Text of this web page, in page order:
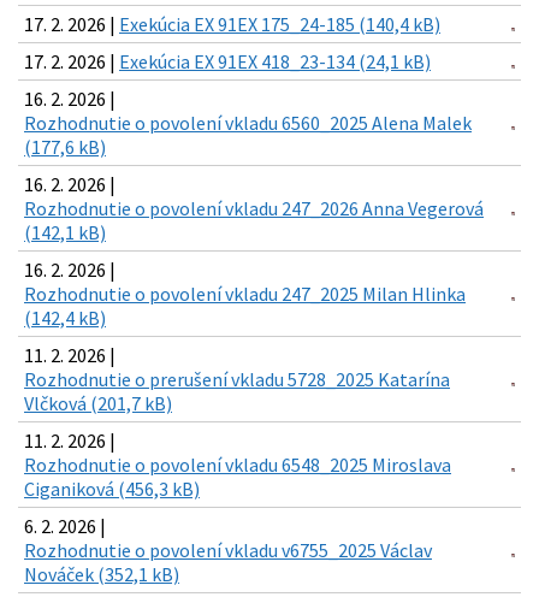
17. 2. 2026 | Exekúcia EX 91EX 175_24-185 (140,4 kB)
17. 2. 2026 | Exekúcia EX 91EX 418_23-134 (24,1 kB)
16. 2. 2026 |
Rozhodnutie o povolení vkladu 6560_2025 Alena Malek
(177,6 kB)
16. 2. 2026 |
Rozhodnutie o povolení vkladu 247_2026 Anna Vegerová
(142,1 kB)
16. 2. 2026 |
Rozhodnutie o povolení vkladu 247_2025 Milan Hlinka
(142,4 kB)
11. 2. 2026 |
Rozhodnutie o prerušení vkladu 5728_2025 Katarína
Vlčková (201,7 kB)
11. 2. 2026 |
Rozhodnutie o povolení vkladu 6548_2025 Miroslava
Ciganiková (456,3 kB)
6. 2. 2026 |
Rozhodnutie o povolení vkladu v6755_2025 Václav
Nováček (352,1 kB)